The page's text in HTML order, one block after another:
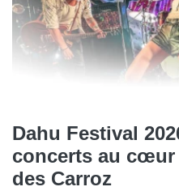
Dahu Festival
concerts au cœur
des Carroz